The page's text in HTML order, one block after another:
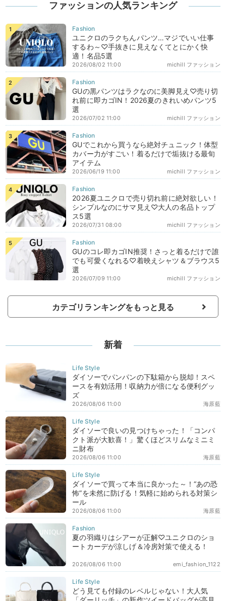
ファッションの人気ランキング
ユニクロのラクちんパンツ…マジでいい仕事
するわ～♡手抜きに見えなくてとにかく快
適！名品5選
michill ファッション
2026/08/02 11:00
GUの黒パンツはラクなのに美脚見え♡売り切
れ前に即カゴIN！2026夏のきれいめパンツ5
選
michill ファッション
2026/07/02 11:00
GUでこれから買うなら絶対チュニック！体型
カバー力がすごい！着るだけで垢抜ける最旬
アイテム
michill ファッション
2026/06/19 11:00
2026夏ユニクロで売り切れ前に絶対欲しい！
シンプルなのにサマ見え♡大人の名品トップ
ス5選
michill ファッション
2026/07/31 08:00
GUのコレ即カゴIN推奨！さっと着るだけで誰
でも可愛くなれる♡着映えシャツ＆ブラウス5
選
michill ファッション
2026/07/09 11:00
カテゴリランキングをもっと見る
新着
ダイソーでパンパンの下駄箱から脱却！スペ
ースを有効活用！収納力が倍になる便利グッ
ズ
海原藍
2026/08/06 11:00
ダイソーで良いの見つけちゃった！「コンパ
クト派が大歓喜！」驚くほどスリムなミニミ
ニ財布
海原藍
2026/08/06 11:00
ダイソーで買って本当に良かった～！“あの恐
怖”を未然に防げる！気軽に始められる対策シ
ール
海原藍
2026/08/06 11:00
夏の羽織りはシアーが正解♡ユニクロのショ
ートカーデが涼しげ＆冷房対策で使える！
emi_fashion_1122
2026/08/06 11:00
どう見ても付録のレベルじゃない！大人気